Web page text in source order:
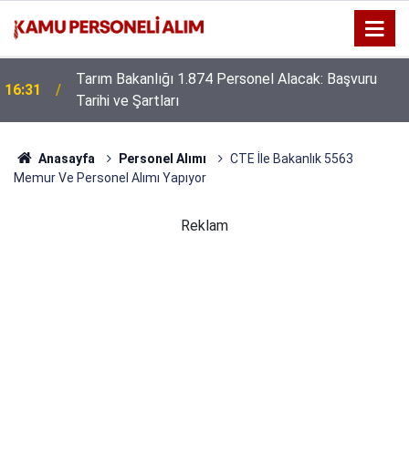
16:31
Tarım Bakanlığı 1.874 Personel Alacak: Başvuru
Tarihi ve Şartları
Anasayfa Personel Alımı
CTE İle Bakanlık 5563
Memur Ve Personel Alımı Yapıyor
Reklam